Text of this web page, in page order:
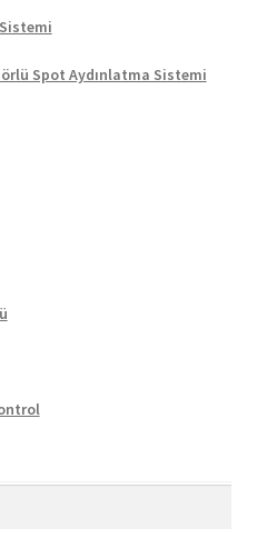
Spot Aydınlatma Sistemi